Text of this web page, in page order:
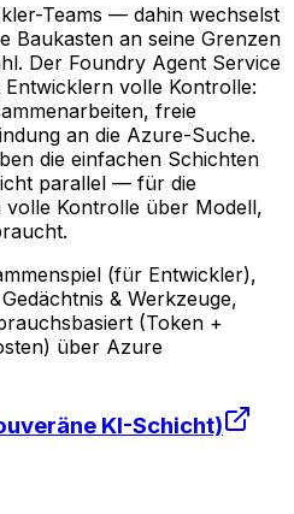
Teams — dahin wechselst
Baukasten an seine Grenzen
Der Foundry Agent Service
volle Kontrolle:
freie
an die Azure-Suche.
die einfachen Schichten
parallel — für die
volle Kontrolle über Modell,
(für Entwickler),
& Werkzeuge,
(Token +
über Azure
KI-Schicht)